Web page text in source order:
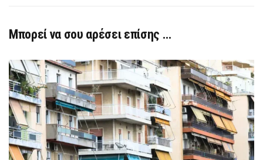
Μπορεί να σου αρέσει επίσης …